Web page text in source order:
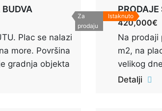
Plac se nalazi
more. Površina
gradnja objekta
sve potrebne
Istaknuto
Za
prodaju
420,000€
Na prodaji
m2, na
velikog
Detalji